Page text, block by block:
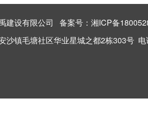
建设有限公司 备案号： 湘ICP备
沙镇毛塘社区华业星城之都2栋303号